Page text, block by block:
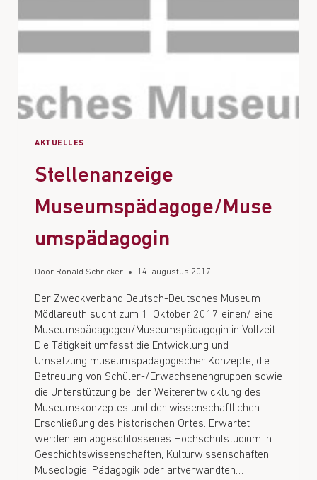
AKTUELLES
Stellenanzeige
Museumspädagoge/Muse
umspädagogin
Door Ronald Schricker 14. augustus 2017
Der Zweckverband Deutsch-Deutsches Museum
Mödlareuth sucht zum 1. Oktober 2017 einen/ eine
Museumspädagogen/Museumspädagogin in Vollzeit.
Die Tätigkeit umfasst die Entwicklung und
Umsetzung museumspädagogischer Konzepte, die
Betreuung von Schüler-/Erwachsenengruppen sowie
die Unterstützung bei der Weiterentwicklung des
Museumskonzeptes und der wissenschaftlichen
Erschließung des historischen Ortes. Erwartet
werden ein abgeschlossenes Hochschulstudium in
Geschichtswissenschaften, Kulturwissenschaften,
Museologie, Pädagogik oder artverwandten…